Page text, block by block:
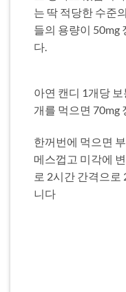
는 딱 적당한 수준
들의 용량이 50mg
다.
아연 캔디 1개당
개를 먹으면 70mg
한꺼번에 먹으면
메스껍고 미각에
로 2시간 간격으로
니다